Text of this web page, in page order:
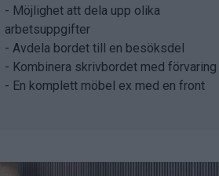
- Möjlighet att dela upp olika
arbetsuppgifter
- Avdela bordet till en besöksdel
- Kombinera skrivbordet med förvaring
- En komplett möbel ex med en front